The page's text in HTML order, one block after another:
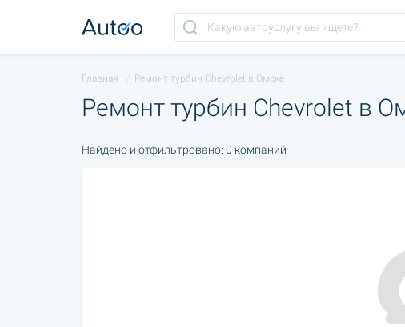
Главная Ремонт турбин Chevrolet в Омске
Ремонт турбин Chevrolet в
Найдено и отфильтровано: 0 компаний